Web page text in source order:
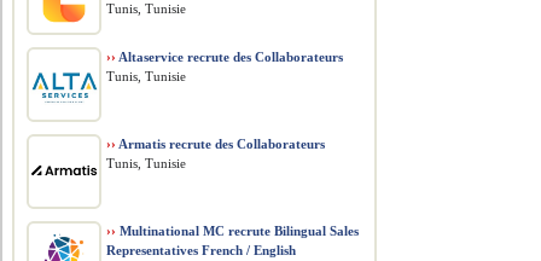
Tunis, Tunisie
›› Altaservice recrute des Collaborateurs
Tunis, Tunisie
›› Armatis recrute des Collaborateurs
Tunis, Tunisie
›› Multinational MC recrute Bilingual Sales
Representatives French / English